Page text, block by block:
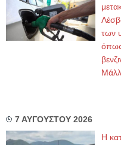
των
7 ΑΥΓΟΥΣΤΟΥ 2026
Η